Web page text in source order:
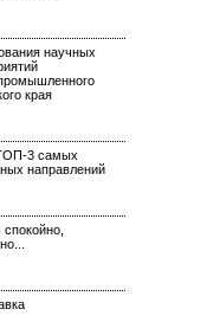
научных
края
3 самых
направлений